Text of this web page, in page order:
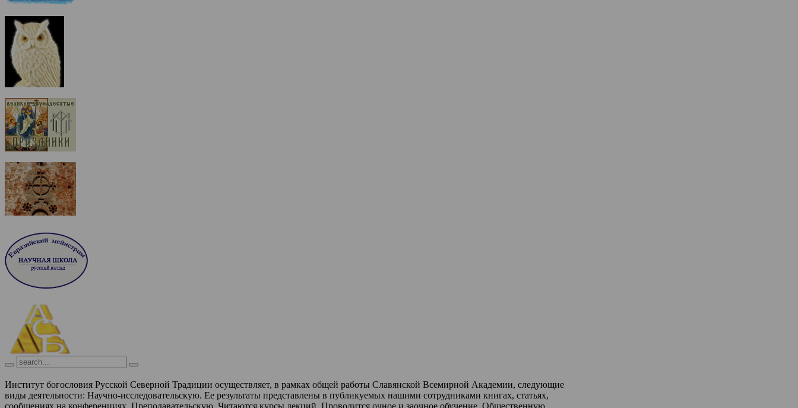
Институт богословия Русской Северной Традиции осуществляет, в рамках общей работы Славянской Всемирной Академии, следующие
виды деятельности: Научно-исследовательскую. Ее результаты представлены в публикуемых нашими сотрудниками книгах, статьях,
сообщениях на конференциях. Преподавательскую. Читаются курсы лекций. Проводится очное и заочное обучение. Общественную.